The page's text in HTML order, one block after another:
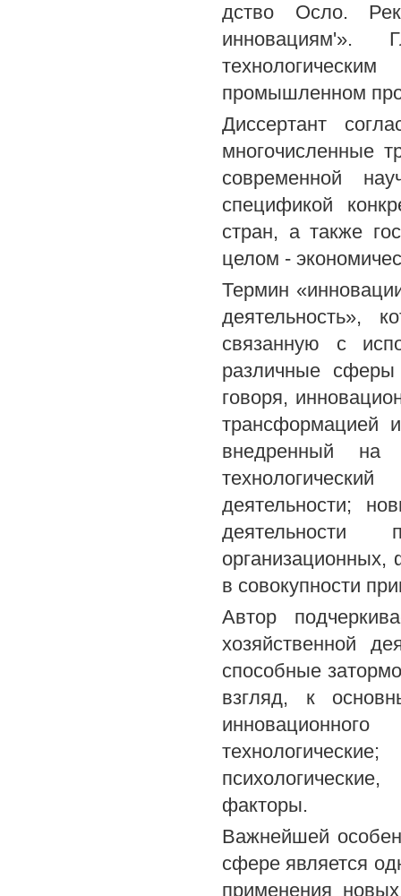
дство Осло.
инновациям'».
промышленном
Диссертант
многочисленные
современной
спецификой
стран, а также
целом -
Термин
деятельность»,
связанную с
различные
говоря,
трансформацией
внедренный на
деятельности;
деятельности
в совокупности
Автор
хозяйственной
способные
взгляд, к
факторы.
Важнейшей
сфере является
применения